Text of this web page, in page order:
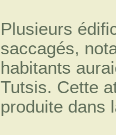
Plusieurs
saccagés,
habitants
Tutsis. Cette
produite dans